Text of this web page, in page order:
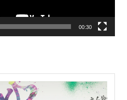
00:30